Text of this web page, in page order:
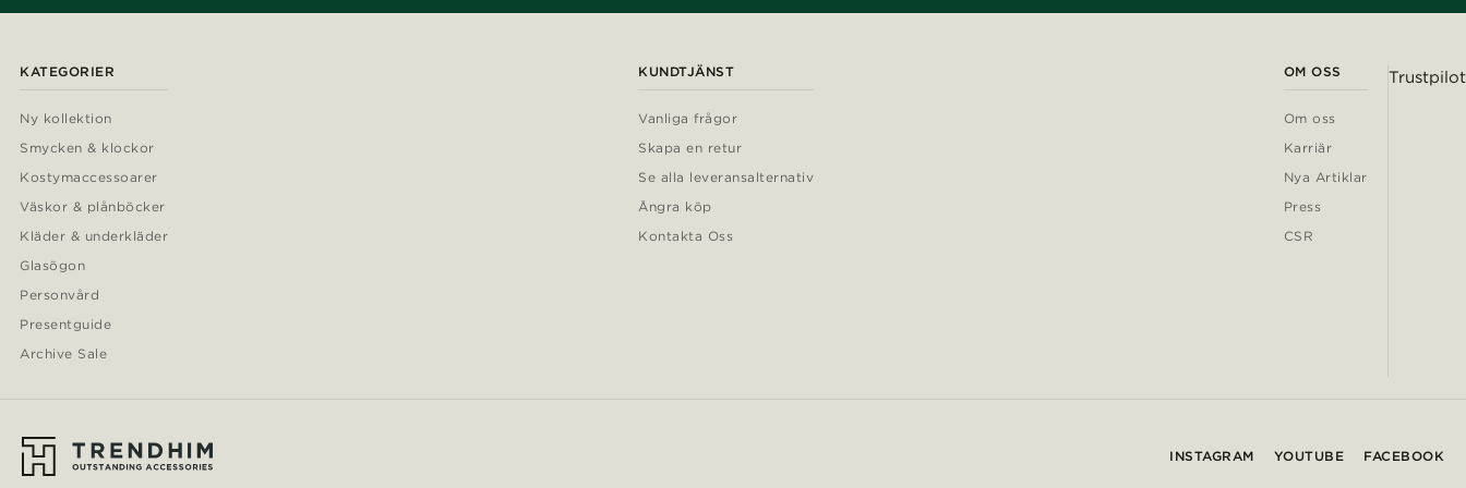
KATEGORIER
Ny kollektion
Smycken & klockor
Kostymaccessoarer
Väskor & plånböcker
Kläder & underkläder
Glasögon
Personvård
Presentguide
Archive Sale
KUNDTJÄNST
Vanliga frågor
Skapa en retur
Se alla leveransalternativ
Ångra köp
Kontakta Oss
OM OSS
Om oss
Karriär
Nya Artiklar
Press
CSR
Trustpilot
INSTAGRAM YOUTUBE FACEBOOK